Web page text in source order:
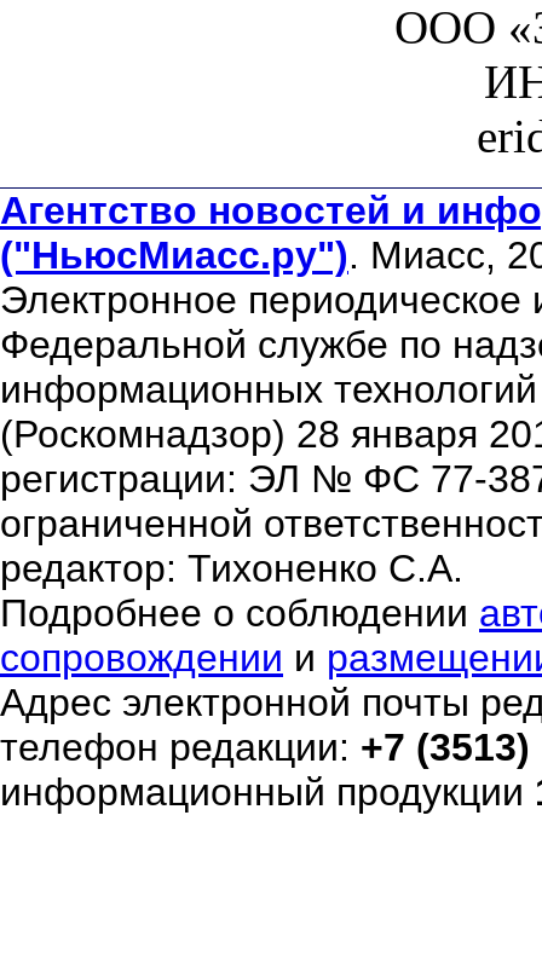
ООО
Агентство новостей и
("НьюсМиасс.ру"). Миасс,
Электронное периодическое
Федеральной службе по
информационных
(Роскомнадзор) 28 января
регистрации: ЭЛ № ФС 77-
ограниченной
редактор: Тихоненко С.А.
Подробнее о соблюдении
сопровождении и
Адрес электронной почты
телефон редакции: +7
информационный продукции